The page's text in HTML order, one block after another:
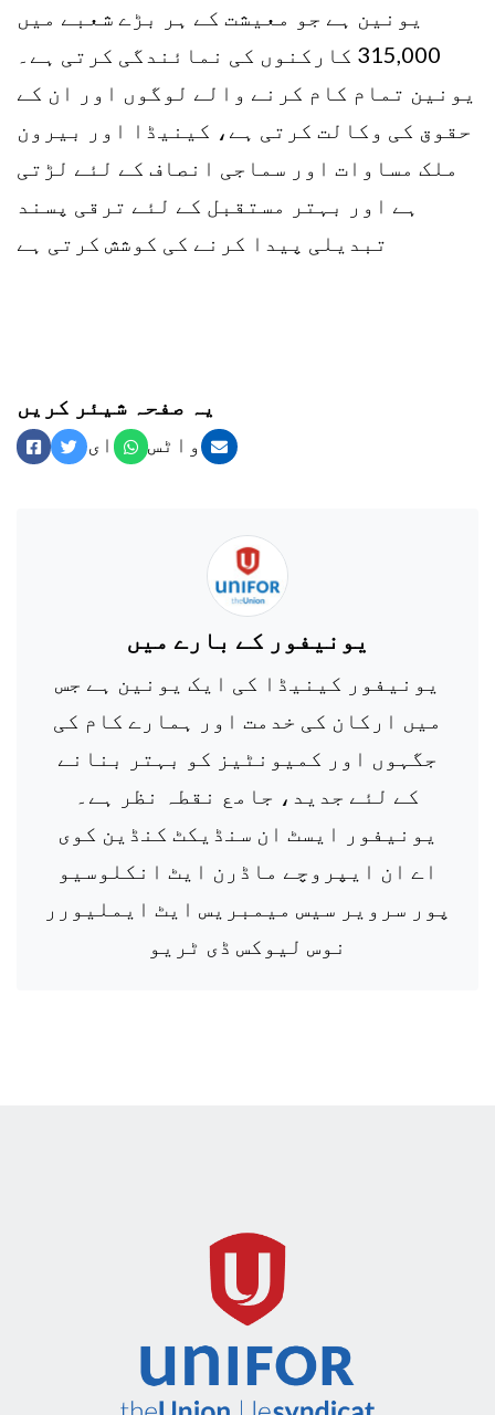
یونین ہے جو معیشت کے ہر بڑے شعبے میں
315,000 کارکنوں کی نمائندگی کرتی ہے۔
یونین تمام کام کرنے والے لوگوں اور ان کے
حقوق کی وکالت کرتی ہے، کینیڈا اور بیرون
ملک مساوات اور سماجی انصاف کے لئے لڑتی
ہے اور بہتر مستقبل کے لئے ترقی پسند
تبدیلی پیدا کرنے کی کوشش کرتی ہے
یہ صفحہ شیئر کریں
فیس بکٹوئٹر واٹس
ایپ ای میل
یونیفور کے بارے میں
یونیفور کینیڈا کی ایک یونین ہے جس
میں ارکان کی خدمت اور ہمارے کام کی
جگہوں اور کمیونٹیز کو بہتر بنانے
کے لئے جدید، جامع نقطہ نظر ہے۔
یونیفور ایسٹ ان سنڈیکٹ کنڈین کوی
اے ان ایپروچے ماڈرن ایٹ انکلوسیو
پور سرویر سیس میمبریس ایٹ ایملیورر
نوس لیوکس ڈی ٹریو